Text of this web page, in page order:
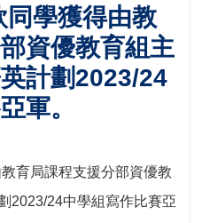
學獲得由教
資優教育組主
計劃2023/24
軍。
育局課程支援分部資優教
2023/24中學組寫作比賽亞